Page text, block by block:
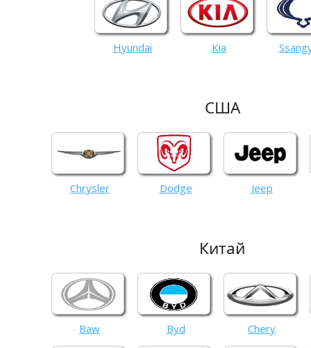
Hyundai Kia
США
Chrysler Dodge Jeep
Китай
Baw Byd Chery